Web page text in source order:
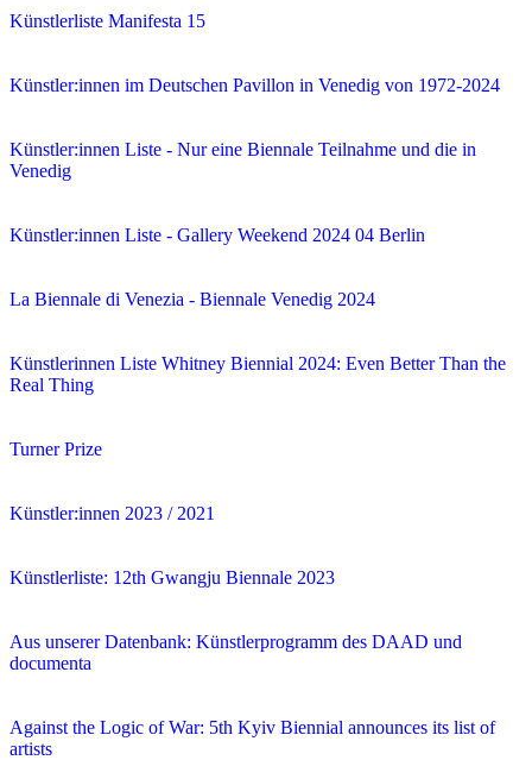
Künstlerliste Manifesta 15
Künstler:innen im Deutschen Pavillon in Venedig von 1972-2024
Künstler:innen Liste - Nur eine Biennale Teilnahme und die in
Venedig
Künstler:innen Liste - Gallery Weekend 2024 04 Berlin
La Biennale di Venezia - Biennale Venedig 2024
Künstlerinnen Liste Whitney Biennial 2024: Even Better Than the
Real Thing
Turner Prize
Künstler:innen 2023 / 2021
Künstlerliste: 12th Gwangju Biennale 2023
Aus unserer Datenbank: Künstlerprogramm des DAAD und
documenta
Against the Logic of War: 5th Kyiv Biennial announces its list of
artists